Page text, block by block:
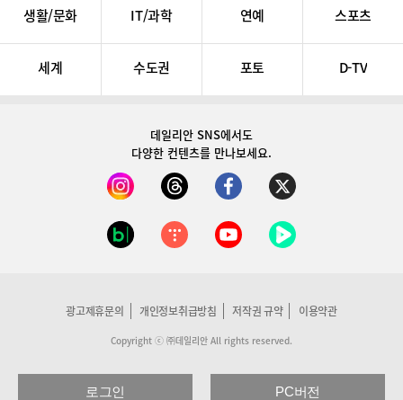
생활/문화 IT/과학 연예 스포츠
세계 수도권 포토 D-TV
데일리안 SNS에서도
다양한 컨텐츠를 만나보세요.
광고제휴문의 개인정보취급방침 저작권 규약 이용약관
Copyright ⓒ ㈜데일리안 All rights reserved.
로그인 PC버전